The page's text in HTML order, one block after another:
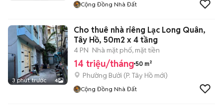
Cộng Đồng Nhà Đất
3 phút trước 4
Cho thuê nhà riêng Lạc Long Quân,
Tây Hồ, 50m2 x 4 tầng
4 PN Nhà mặt phố, mặt tiền
14 triệu/tháng 50 m²
Phường Bưởi (P. Tây Hồ mới)
Cộng Đồng Nhà Đất